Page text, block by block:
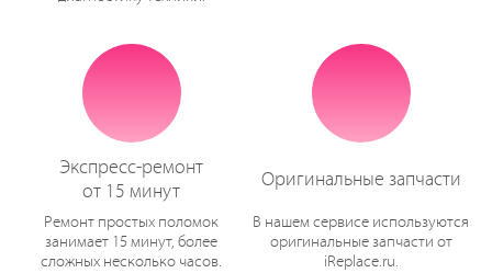
Экспресс-ремонт
от 15 минут
Ремонт простых поломок
занимает 15 минут, более
сложных несколько часов.
Оригинальные запчасти
В нашем сервисе используются
оригинальные запчасти от
iReplace.ru.